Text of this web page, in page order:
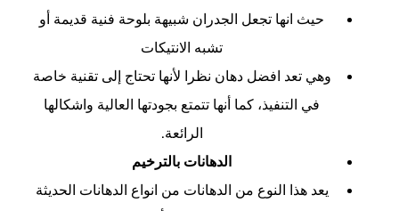
حيث انها تجعل الجدران شبيهة بلوحة فنية قديمة أو
تشبه الانتيكات
وهي تعد افضل دهان نظرا لأنها تحتاج إلى تقنية خاصة
في التنفيذ، كما أنها تتمتع بجودتها العالية واشكالها
الرائعة.
الدهانات بالترخيم
يعد هذا النوع من الدهانات من انواع الدهانات الحديثة